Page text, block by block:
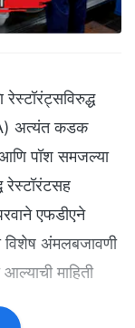
अत्यंत कडक
पॉश समजल्या
रेस्टॉरंटसह
एफडीएने
अंमलबजावणी
माहिती